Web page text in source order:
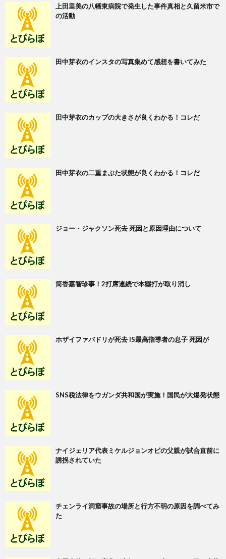
上田里美の八幡東病院で発生した事件真相と久留米市で
の活動
田中芽衣のインスタの写真集めて感想を書いてみた
田中芽衣のカップの大きさが良くわかる！コレだ
田中芽衣の二重まぶた状態が良くわかる！コレだ
ジョー・ジャクソン死去 死因と原因理由について
筒香嘉智珍事！2打席連続で本塁打が取り消し
ホザイファバドリが死去 IS最高指導者の息子 死因が
SNS税法律をウガンダ共和国が実施！国民が大爆発状態
ナイジェリア代表ミケルジョンオビの父親が試合直前に
誘拐されていた
チェンライ洞窟事故の場所と行方不明の原因を調べてみ
た